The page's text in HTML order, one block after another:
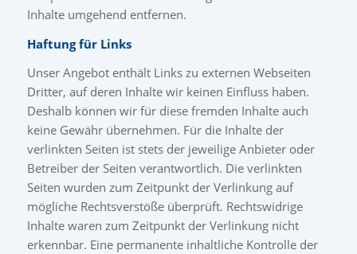
Inhalte umgehend entfernen.
Haftung für Links
Unser Angebot enthält Links zu externen Webseiten
Dritter, auf deren Inhalte wir keinen Einfluss haben.
Deshalb können wir für diese fremden Inhalte auch
keine Gewähr übernehmen. Für die Inhalte der
verlinkten Seiten ist stets der jeweilige Anbieter oder
Betreiber der Seiten verantwortlich. Die verlinkten
Seiten wurden zum Zeitpunkt der Verlinkung auf
mögliche Rechtsverstöße überprüft. Rechtswidrige
Inhalte waren zum Zeitpunkt der Verlinkung nicht
erkennbar. Eine permanente inhaltliche Kontrolle der